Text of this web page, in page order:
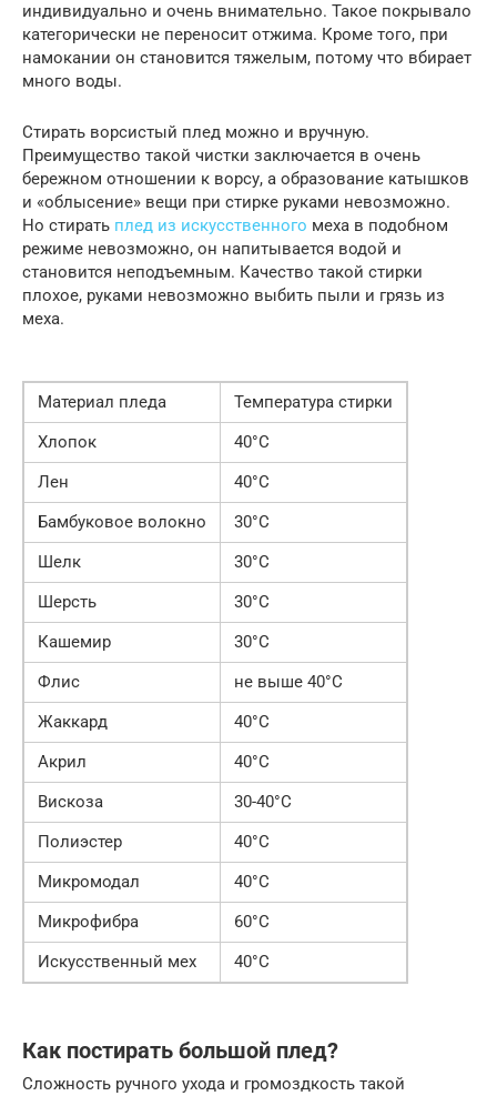
индивидуально и очень внимательно. Такое покрывало
категорически не переносит отжима. Кроме того, при
намокании он становится тяжелым, потому что вбирает
много воды.
Стирать ворсистый плед можно и вручную.
Преимущество такой чистки заключается в очень
бережном отношении к ворсу, а образование катышков
и «облысение» вещи при стирке руками невозможно.
Но стирать плед из искусственного меха в подобном
режиме невозможно, он напитывается водой и
становится неподъемным. Качество такой стирки
плохое, руками невозможно выбить пыли и грязь из
меха.
Материал пледа
Температура стирки
Хлопок
40°С
Лен
40°С
Бамбуковое волокно
30°С
Шелк
30°С
Шерсть
30°С
Кашемир
30°С
Флис
не выше 40°С
Жаккард
40°С
Акрил
40°С
Вискоза
30-40°С
Полиэстер
40°С
Микромодал
40°С
Микрофибра
60°С
Искусственный мех
40°С
Как постирать большой плед?
Сложность ручного ухода и громоздкость такой